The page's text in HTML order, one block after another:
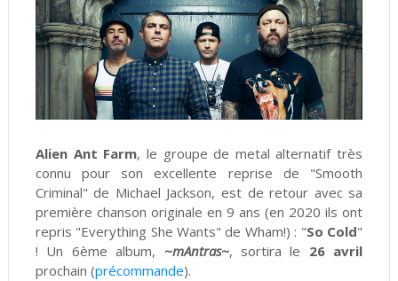
Alien Ant Farm, le groupe de metal alternatif très
connu pour son excellente reprise de "Smooth
Criminal" de Michael Jackson, est de retour avec sa
première chanson originale en 9 ans (en 2020 ils ont
repris "Everything She Wants" de Wham!) : "So Cold"
! Un 6ème album, ~mAntras~, sortira le 26 avril
prochain (précommande).